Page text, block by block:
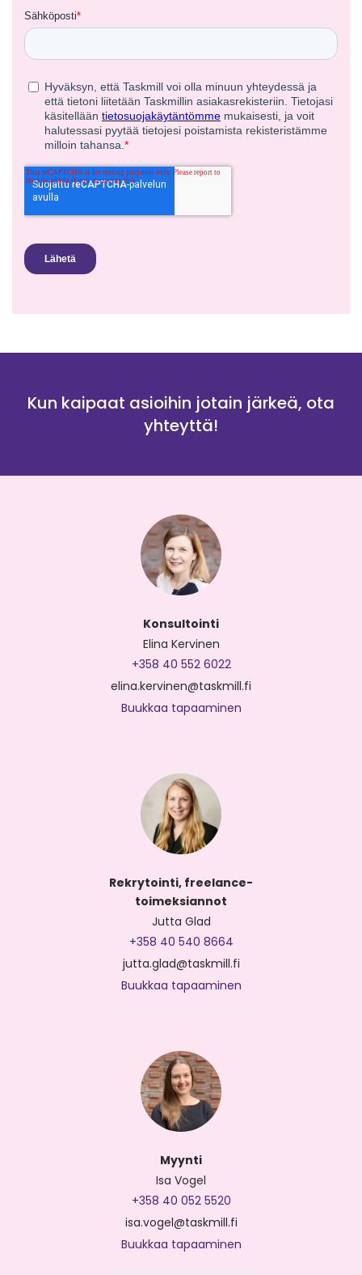
Kun kaipaat asioihin jotain järkeä, ota
yhteyttä!
Konsultointi
Elina Kervinen
+358 40 552 6022
elina.kervinen@taskmill.fi
Buukkaa tapaaminen
Rekrytointi, freelance-
toimeksiannot
Jutta Glad
+358 40 540 8664
jutta.glad@taskmill.fi
Buukkaa tapaaminen
Myynti
Isa Vogel
+358 40 052 5520
isa.vogel@taskmill.fi
Buukkaa tapaaminen